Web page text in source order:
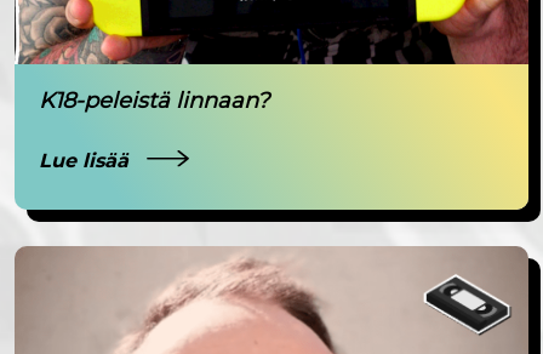
K18-peleistä linnaan?
Lue lisää